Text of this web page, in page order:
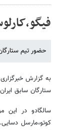
حضور تیم
به گزارش
ستارگان سابق
سالگادو در این
کوتو،مارسل